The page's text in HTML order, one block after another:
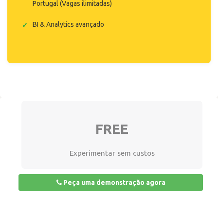
Portugal (Vagas ilimitadas)
BI & Analytics avançado
FREE
Experimentar sem custos
Peça uma demonstração agora